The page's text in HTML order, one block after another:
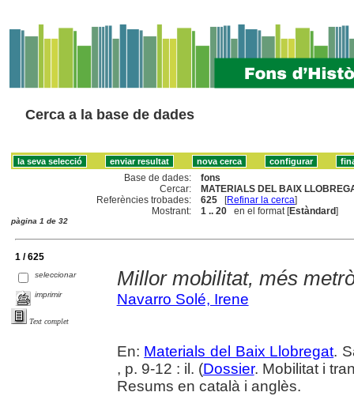
Cerca a la base de dades
Base de dades:
fons
Cercar:
MATERIALS DEL BAIX
Referències trobades:
625 [Refinar la cerca]
Mostrant:
1 .. 20 en el format [Estàndard]
pàgina 1 de 32
1 / 625
seleccionar
imprimir
Text complet
Millor mobilitat, més
Navarro Solé, Irene
En: Materials del Baix Llobregat.
, p. 9-12 : il. (Dossier. Mobilitat i
Resums en català i anglès.